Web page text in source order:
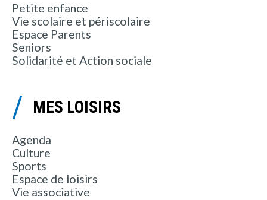
Petite enfance
Vie scolaire et périscolaire
Espace Parents
Seniors
Solidarité et Action sociale
MES LOISIRS
Agenda
Culture
Sports
Espace de loisirs
Vie associative